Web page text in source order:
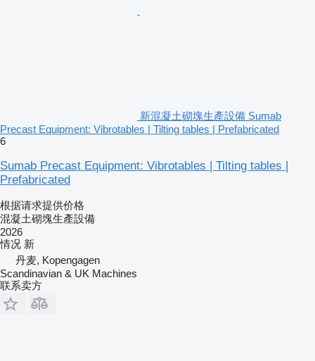
新混凝土砌塊生產設備 Sumab
Precast Equipment: Vibrotables | Tilting tables | Prefabricated
6
Sumab Precast Equipment: Vibrotables | Tilting tables |
Prefabricated
根据请求提供价格
混凝土砌塊生產設備
2026
情况 新
丹麦, Kopengagen
Scandinavian & UK Machines
联系卖方